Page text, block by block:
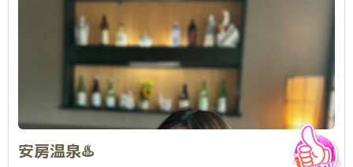
安房温泉♨️